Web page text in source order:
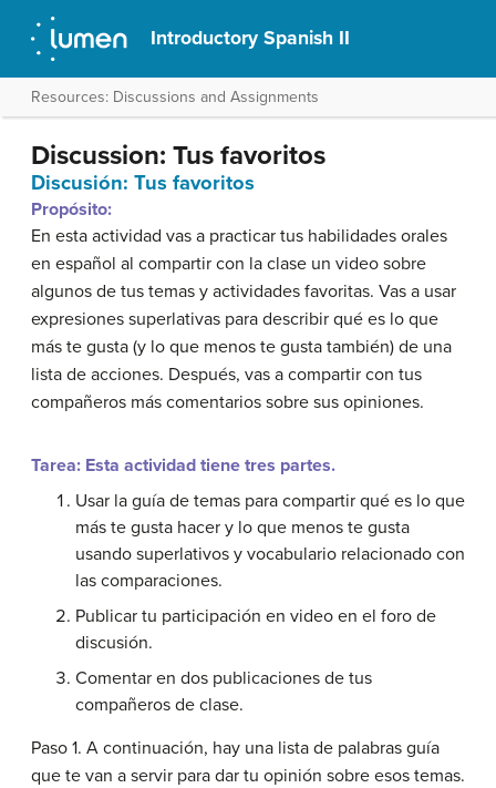
Introductory Spanish II
Resources: Discussions and Assignments
Discussion: Tus favoritos
Discusión: Tus favoritos
Propósito:
En esta actividad vas a practicar tus habilidades orales
en español al compartir con la clase un video sobre
algunos de tus temas y actividades favoritas. Vas a usar
expresiones superlativas para describir qué es lo que
más te gusta (y lo que menos te gusta también) de una
lista de acciones. Después, vas a compartir con tus
compañeros más comentarios sobre sus opiniones.
Tarea: Esta actividad tiene tres partes.
Usar la guía de temas para compartir qué es lo que
más te gusta hacer y lo que menos te gusta
usando superlativos y vocabulario relacionado con
las comparaciones.
Publicar tu participación en video en el foro de
discusión.
Comentar en dos publicaciones de tus
compañeros de clase.
Paso 1. A continuación, hay una lista de palabras guía
que te van a servir para dar tu opinión sobre esos temas.